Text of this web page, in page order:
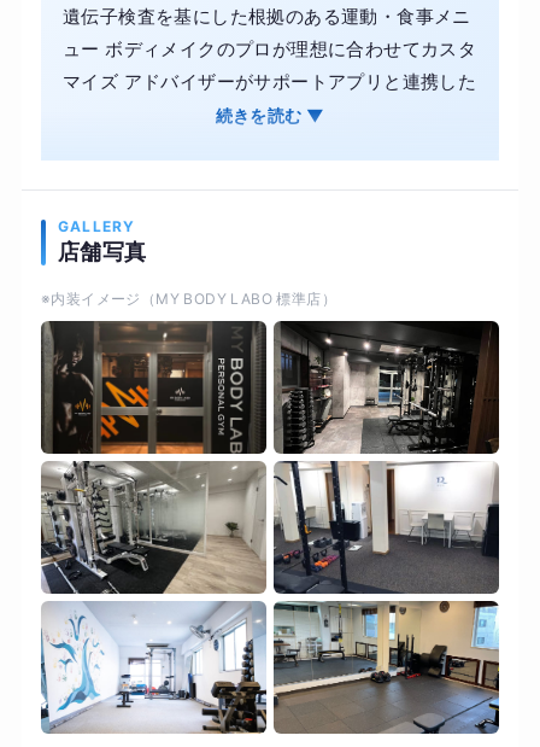
遺伝子検査を基にした根拠のある運動・食事メニ
ュー ボディメイクのプロが理想に合わせてカスタ
マイズ アドバイザーがサポートアプリと連携した
食事管理 オンライン・ジムそれぞれ併用OK 結果
続きを読む ▼
GALLERY
店舗写真
※内装イメージ（MY BODY LABO 標準店）